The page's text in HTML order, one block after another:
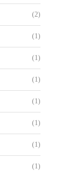
(2)
(1)
(1)
(1)
(1)
(1)
(1)
(1)